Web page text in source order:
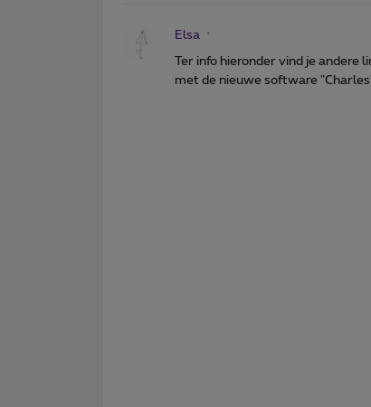
Elsa
Ter info hieronder vind je andere
met de nieuwe software